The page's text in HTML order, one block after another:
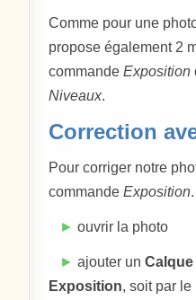
Comme pour une
propose également 2
commandeExposition
Niveaux.
Correction
Pour corriger notre
commandeExposition.
► ouvrir la photo
► ajouter un
Exposition, soit par le